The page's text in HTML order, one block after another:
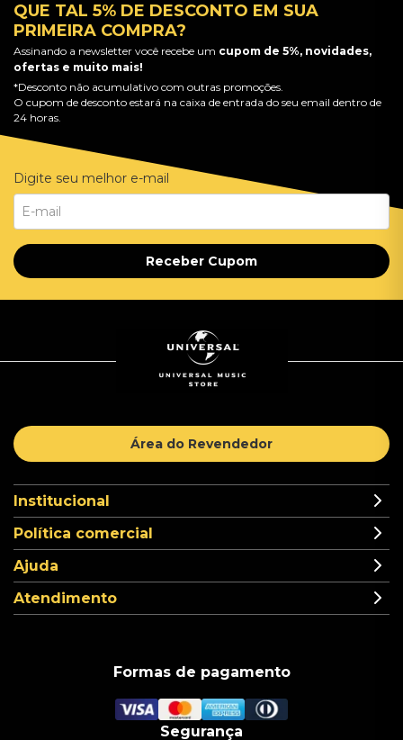
QUE TAL 5% DE DESCONTO EM SUA
PRIMEIRA COMPRA?
Assinando a newsletter você recebe um cupom de 5%, novidades,
ofertas e muito mais!
*Desconto não acumulativo com outras promoções.
O cupom de desconto estará na caixa de entrada do seu email dentro de
24 horas.
Digite seu melhor e-mail
Receber Cupom
Área do Revendedor
Institucional
Política comercial
Ajuda
Atendimento
Formas de pagamento
Segurança